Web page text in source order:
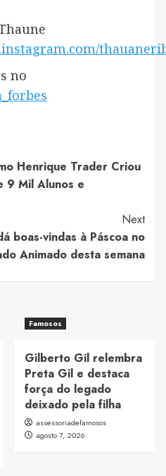
no
Henrique Trader Criou
9 Mil Alunos e
Next
boas-vindas à Páscoa no
Animado desta semana
Famosos
Gilberto Gil relembra
Preta Gil e destaca
força do legado
deixado pela filha
assessoriadefamosos
agosto 7, 2026